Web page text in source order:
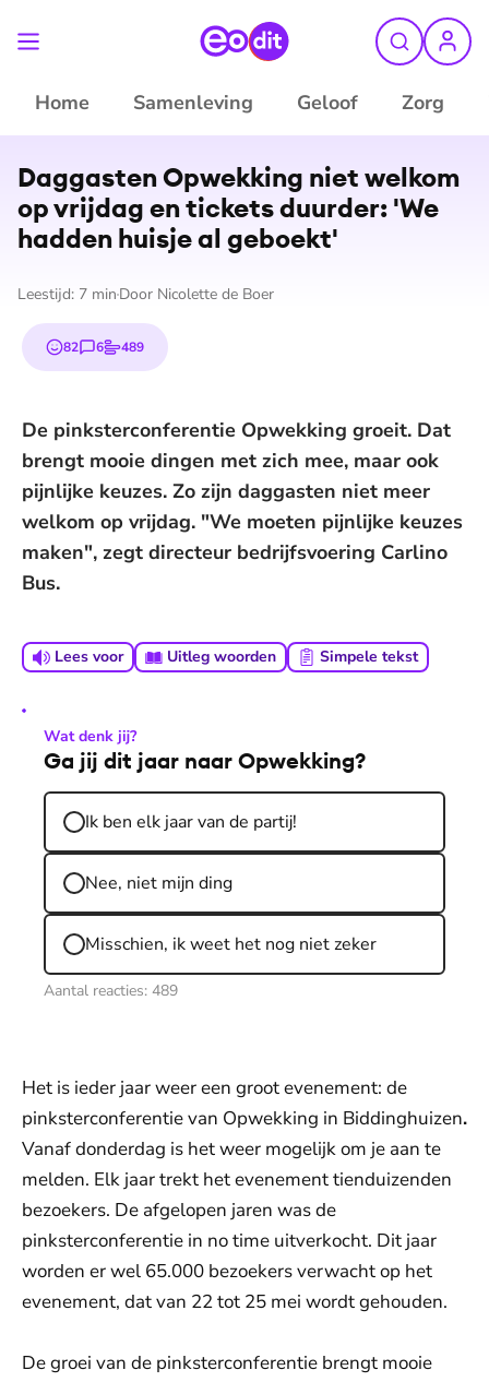
Home Samenleving Geloof Zorg
Daggasten Opwekking niet welkom
op vrijdag en tickets duurder: 'We
hadden huisje al geboekt'
Leestijd: 7 min Door Nicolette de Boer
82
emojis6
reacties
489
stemmen
De pinksterconferentie Opwekking groeit. Dat
brengt mooie dingen met zich mee, maar ook
pijnlijke keuzes. Zo zijn daggasten niet meer
welkom op vrijdag. "We moeten pijnlijke keuzes
maken", zegt directeur bedrijfsvoering Carlino
Bus.
Lees voor Uitleg woorden Simpele tekst
Wat denk jij?
Ga jij dit jaar naar Opwekking?
Ik ben elk jaar van de partij!
Nee, niet mijn ding
Misschien, ik weet het nog niet zeker
Aantal reacties: 489
Het is ieder jaar weer een groot evenement: de
pinksterconferentie van Opwekking in Biddinghuizen.
Vanaf donderdag is het weer mogelijk om je aan te
melden. Elk jaar trekt het evenement tienduizenden
bezoekers. De afgelopen jaren was de
pinksterconferentie in no time uitverkocht. Dit jaar
worden er wel 65.000 bezoekers verwacht op het
evenement, dat van 22 tot 25 mei wordt gehouden.
De groei van de pinksterconferentie brengt mooie